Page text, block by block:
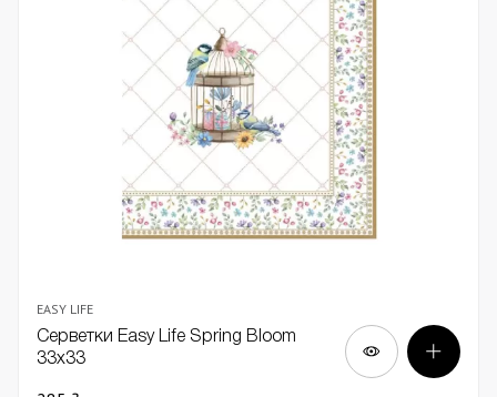
EASY LIFE
Серветки Easy Life Spring Bloom
33х33